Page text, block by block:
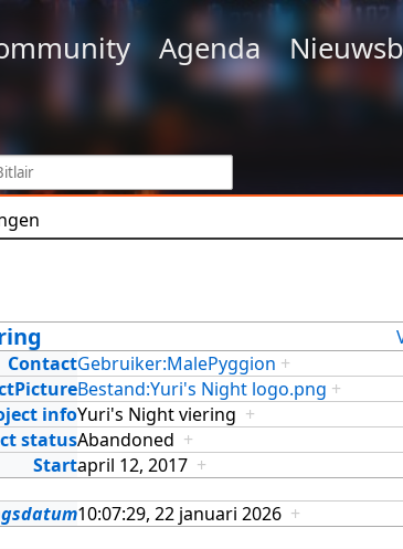
Agenda
ContactGebruiker:MalePyggion +
Bestand:Yuri's Night logo.png +
infoYuri's Night viering +
statusAbandoned +
Startapril 12, 2017 +
10:07:29, 22 januari 2026 +